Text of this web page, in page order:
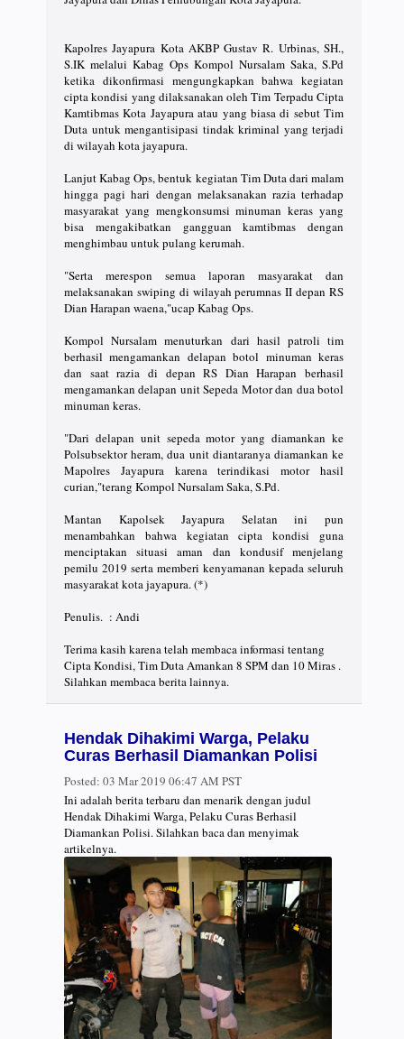
Kapolres Jayapura Kota AKBP Gustav R. Urbinas, SH.,
S.IK melalui Kabag Ops Kompol Nursalam Saka, S.Pd
ketika dikonfirmasi mengungkapkan bahwa kegiatan
cipta kondisi yang dilaksanakan oleh Tim Terpadu Cipta
Kamtibmas Kota Jayapura atau yang biasa di sebut Tim
Duta untuk mengantisipasi tindak kriminal yang terjadi
di wilayah kota jayapura.
Lanjut Kabag Ops, bentuk kegiatan Tim Duta dari malam
hingga pagi hari dengan melaksanakan razia terhadap
masyarakat yang mengkonsumsi minuman keras yang
bisa mengakibatkan gangguan kamtibmas dengan
menghimbau untuk pulang kerumah.
"Serta merespon semua laporan masyarakat dan
melaksanakan swiping di wilayah perumnas II depan RS
Dian Harapan waena,"ucap Kabag Ops.
Kompol Nursalam menuturkan dari hasil patroli tim
berhasil mengamankan delapan botol minuman keras
dan saat razia di depan RS Dian Harapan berhasil
mengamankan delapan unit Sepeda Motor dan dua botol
minuman keras.
"Dari delapan unit sepeda motor yang diamankan ke
Polsubsektor heram, dua unit diantaranya diamankan ke
Mapolres Jayapura karena terindikasi motor hasil
curian,"terang Kompol Nursalam Saka, S.Pd.
Mantan Kapolsek Jayapura Selatan ini pun
menambahkan bahwa kegiatan cipta kondisi guna
menciptakan situasi aman dan kondusif menjelang
pemilu 2019 serta memberi kenyamanan kepada seluruh
masyarakat kota jayapura. (*)
Penulis. : Andi
Terima kasih karena telah membaca informasi tentang
Cipta Kondisi, Tim Duta Amankan 8 SPM dan 10 Miras .
Silahkan membaca berita lainnya.
Hendak Dihakimi Warga, Pelaku
Curas Berhasil Diamankan Polisi
Posted: 03 Mar 2019 06:47 AM PST
Ini adalah berita terbaru dan menarik dengan judul
Hendak Dihakimi Warga, Pelaku Curas Berhasil
Diamankan Polisi. Silahkan baca dan menyimak
artikelnya.